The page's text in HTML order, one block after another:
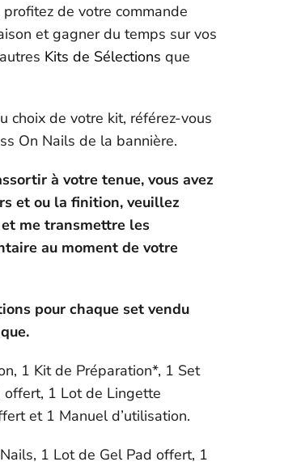
de votre commande
et gagner du temps sur vos
Kits de Sélections que
choix de votre kit, référez-vous
On Nails de la bannière.
à votre tenue, vous avez
et ou la finition, veuillez
me transmettre les
au moment de votre
pour chaque set vendu
1 Kit de Préparation*, 1 Set
offert, 1 Lot de Lingette
et 1 Manuel d’utilisation.
1 Lot de Gel Pad offert, 1